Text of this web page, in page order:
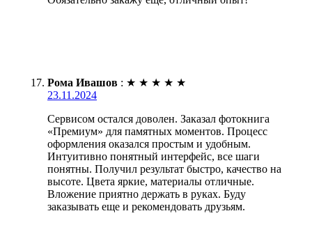
Рома Ивашов : ★ ★ ★ ★ ★
23.11.2024
Сервисом остался доволен. Заказал фотокнига
«Премиум» для памятных моментов. Процесс
оформления оказался простым и удобным.
Интуитивно понятный интерфейс, все шаги
понятны. Получил результат быстро, качество на
высоте. Цвета яркие, материалы отличные.
Вложение приятно держать в руках. Буду
заказывать еще и рекомендовать друзьям.